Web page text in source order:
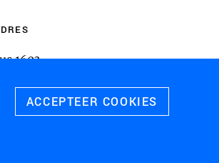
1603
de advertenties
ACCEPTEER COOKIES